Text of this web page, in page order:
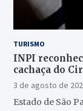
TURISMO
INPI
cachaça do
3 de agosto de
Estado de São